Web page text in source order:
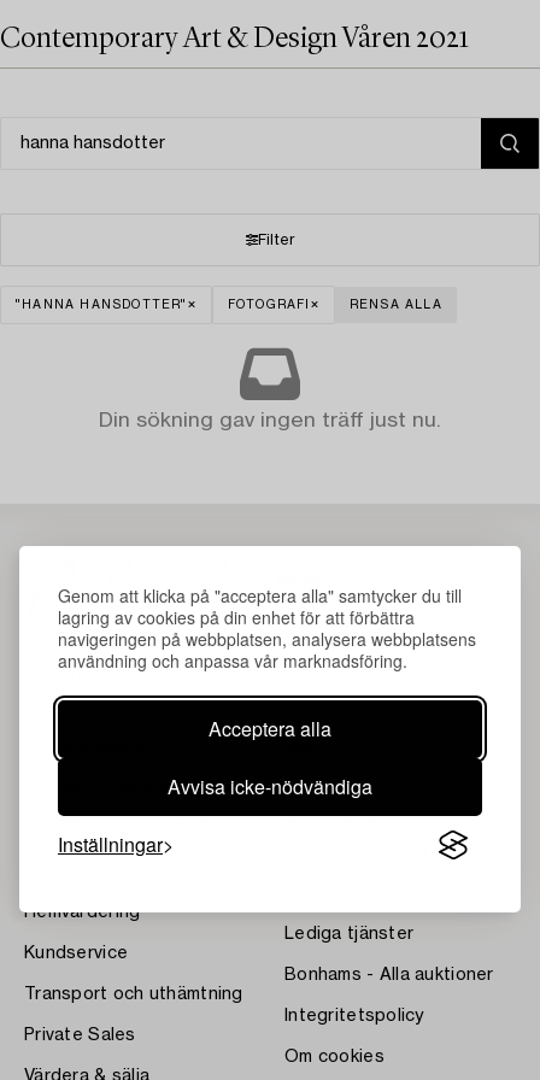
Genom att klicka på "acceptera alla" samtycker du till
lagring av cookies på din enhet för att förbättra
navigeringen på webbplatsen, analysera webbplatsens
användning och anpassa vår marknadsföring.
Acceptera alla
Avvisa icke-nödvändiga
Inställningar
Contemporary Art & Design Våren 2021
Filter
"HANNA HANSDOTTER" FOTOGRAFI RENSA ALLA
Din sökning gav ingen träff just nu.
Kontakta våra specialister
Hemvärdering
Kundservice
Transport och uthämtning
Private Sales
Värdera & sälja
Bukipedia
Lediga tjänster
Bonhams - Alla auktioner
Integritetspolicy
Om cookies